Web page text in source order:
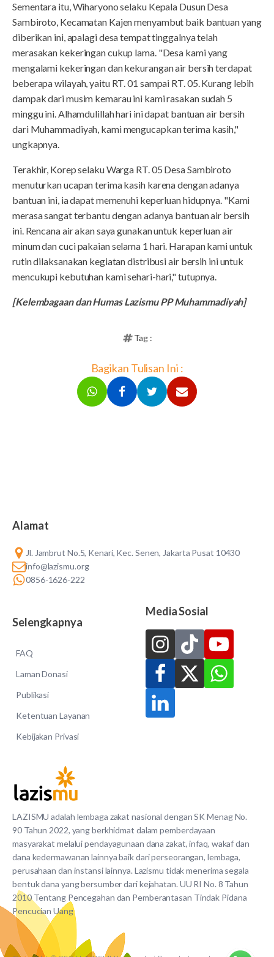
Sementara itu, Wiharyono selaku Kepala Dusun Desa
Sambiroto, Kecamatan Kajen menyambut baik bantuan yang
diberikan ini, apalagi desa tempat tinggalnya telah
merasakan kekeringan cukup lama. "Desa kami yang
mengalami kekeringan dan kekurangan air bersih terdapat
beberapa wilayah, yaitu RT. 01 sampai RT. 05. Kurang lebih
dampak dari musim kemarau ini kami rasakan sudah 5
minggu ini. Alhamdulillah hari ini dapat bantuan air bersih
dari Muhammadiyah, kami mengucapkan terima kasih,"
ungkapnya.
Terakhir, Korep selaku Warga RT. 05 Desa Sambiroto
menuturkan ucapan terima kasih karena dengan adanya
bantuan ini, ia dapat memenuhi keperluan hidupnya. "Kami
merasa sangat terbantu dengan adanya bantuan air bersih
ini. Rencana air akan saya gunakan untuk keperluan air
minum dan cuci pakaian selama 1 hari. Harapan kami untuk
rutin dilaksanakan kegiatan distribusi air bersih ini untuk
mencukupi kebutuhan kami sehari-hari," tutupnya.
[Kelembagaan dan Humas Lazismu PP Muhammadiyah]
Tag :
Bagikan Tulisan Ini :
LAZISMU adalah lembaga zakat nasional dengan SK Menag No.
90 Tahun 2022, yang berkhidmat dalam pemberdayaan
masyarakat melalui pendayagunaan dana zakat, infaq, wakaf dan
dana kedermawanan lainnya baik dari perseorangan, lembaga,
perusahaan dan instansi lainnya. Lazismu tidak menerima segala
bentuk dana yang bersumber dari kejahatan. UU RI No. 8 Tahun
2010 Tentang Pencegahan dan Pemberantasan Tindak Pidana
Pencucian Uang
Alamat
Jl. Jambrut No.5, Kenari, Kec. Senen, Jakarta Pusat 10430
info@lazismu.org
0856-1626-222
Selengkapnya
FAQ
Laman Donasi
Publikasi
Ketentuan Layanan
Kebijakan Privasi
Media Sosial